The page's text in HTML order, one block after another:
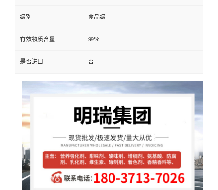
级别 食品级
有效物质含量 99％
是否进口 否